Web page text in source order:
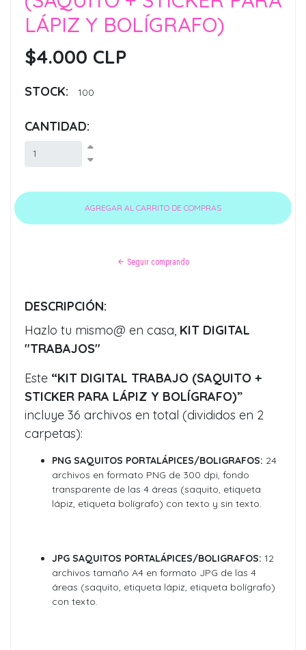
LÁPIZ Y BOLÍGRAFO)
$4.000 CLP
STOCK: 100
CANTIDAD:
Seguir comprando
DESCRIPCIÓN:
Hazlo tu mismo@ en casa, KIT DIGITAL
"TRABAJOS"
Este “KIT DIGITAL TRABAJO (SAQUITO +
STICKER PARA LÁPIZ Y BOLÍGRAFO)”
incluye 36 archivos en total (divididos en 2
carpetas):
PNG SAQUITOS PORTALÁPICES/BOLIGRAFOS: 24
archivos en formato PNG de 300 dpi, fondo
transparente de las 4 áreas (saquito, etiqueta
lápiz, etiqueta bolígrafo) con texto y sin texto.
JPG SAQUITOS PORTALÁPICES/BOLIGRAFOS: 12
archivos tamaño A4 en formato JPG de las 4
áreas (saquito, etiqueta lápiz, etiqueta bolígrafo)
con texto.